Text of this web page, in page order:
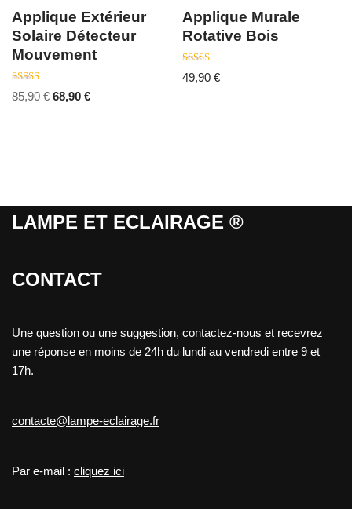
Applique Extérieur
Solaire Détecteur
Mouvement
Note
4.00
85,90€ 68,90 €
Applique Murale
Rotative Bois
Note
4.50
49,90€
LAMPE ET ECLAIRAGE ®
CONTACT
Une question ou une suggestion, contactez-nous et recevrez
une réponse en moins de 24h du lundi au vendredi entre 9 et
17h.
contacte@lampe-eclairage.fr
Par e-mail : cliquez ici